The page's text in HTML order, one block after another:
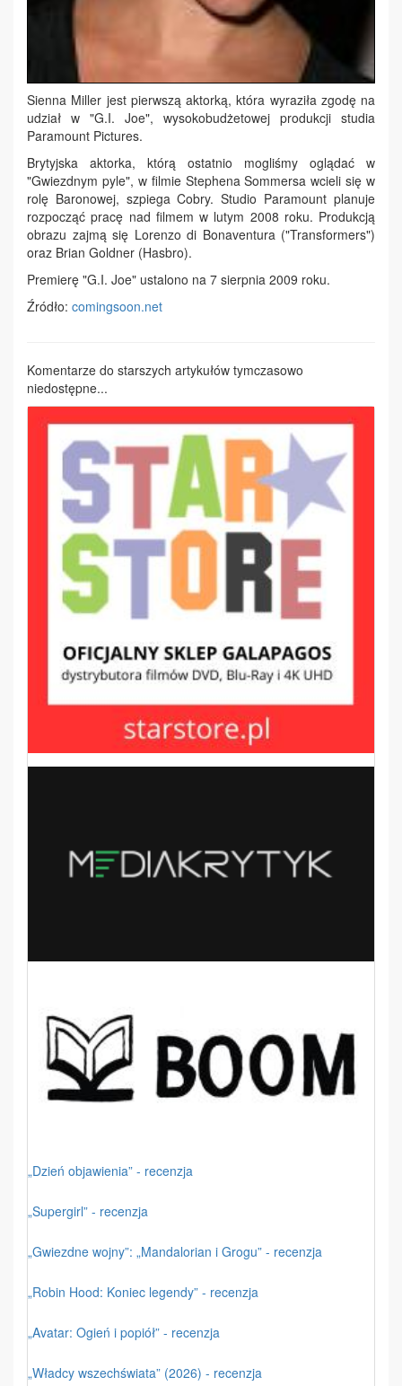
Sienna Miller jest pierwszą aktorką, która wyraziła zgodę na
udział w "G.I. Joe", wysokobudżetowej produkcji studia
Paramount Pictures.
Brytyjska aktorka, którą ostatnio mogliśmy oglądać w
"Gwiezdnym pyle", w filmie Stephena Sommersa wcieli się w
rolę Baronowej, szpiega Cobry. Studio Paramount planuje
rozpocząć pracę nad filmem w lutym 2008 roku. Produkcją
obrazu zajmą się Lorenzo di Bonaventura ("Transformers")
oraz Brian Goldner (Hasbro).
Premierę "G.I. Joe" ustalono na 7 sierpnia 2009 roku.
Źródło: comingsoon.net
Komentarze do starszych artykułów tymczasowo
niedostępne...
„Dzień objawienia” - recenzja
„Supergirl” - recenzja
„Gwiezdne wojny”: „Mandalorian i Grogu” - recenzja
„Robin Hood: Koniec legendy” - recenzja
„Avatar: Ogień i popiół” - recenzja
„Władcy wszechświata” (2026) - recenzja